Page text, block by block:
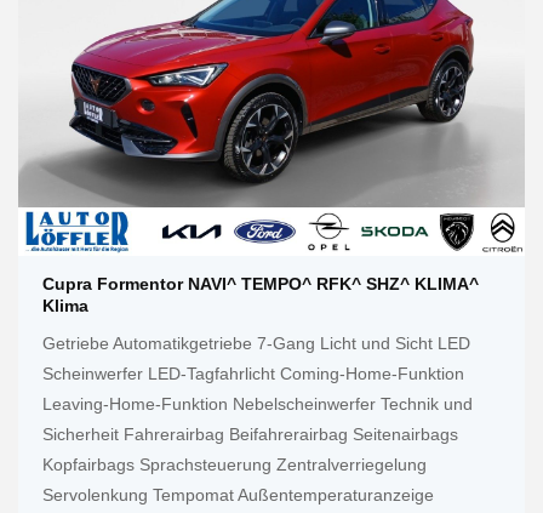
Cupra Formentor NAVI^ TEMPO^ RFK^ SHZ^ KLIMA^
Klima
Getriebe Automatikgetriebe 7-Gang Licht und Sicht LED
Scheinwerfer LED-Tagfahrlicht Coming-Home-Funktion
Leaving-Home-Funktion Nebelscheinwerfer Technik und
Sicherheit Fahrerairbag Beifahrerairbag Seitenairbags
Kopfairbags Sprachsteuerung Zentralverriegelung
Servolenkung Tempomat Außentemperaturanzeige